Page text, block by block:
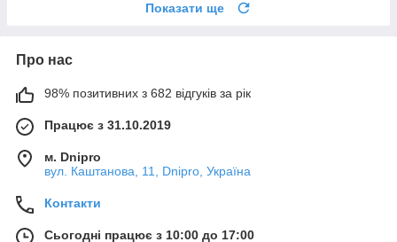
Показати ще
Про нас
98% позитивних з 682 відгуків за рік
Працює з 31.10.2019
м. Dnipro
вул. Каштанова, 11, Dnipro, Україна
Контакти
Сьогодні працює з 10:00 до 17:00